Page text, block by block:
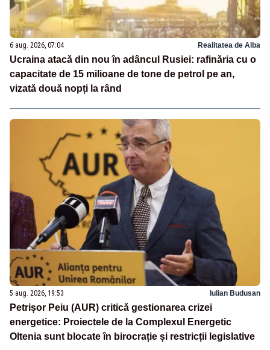
6 aug. 2026, 07:04 Realitatea de Alba
Ucraina atacă din nou în adâncul Rusiei: rafinăria cu o
capacitate de 15 milioane de tone de petrol pe an,
vizată două nopți la rând
5 aug. 2026, 19:53 Iulian Budusan
Petrișor Peiu (AUR) critică gestionarea crizei
energetice: Proiectele de la Complexul Energetic
Oltenia sunt blocate în birocrație și restricții legislative